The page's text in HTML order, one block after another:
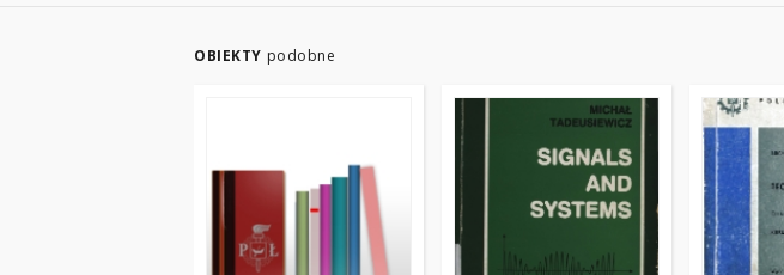
OBIEKTY podobne